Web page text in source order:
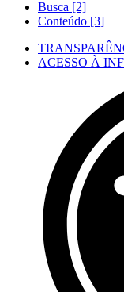
Busca [2]
Conteúdo [3]
ACESSO À